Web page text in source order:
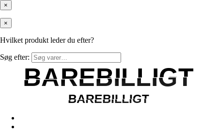
×
×
Hvilket produkt leder du efter?
Søg efter:
BAREBILLIGT
BAREBILLIGT
BAREBILLIGT
BAREBILLIGT